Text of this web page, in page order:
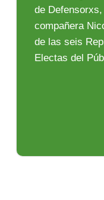
de
compañera
de las seis
Electas del